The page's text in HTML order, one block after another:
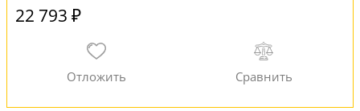
22 793 ₽